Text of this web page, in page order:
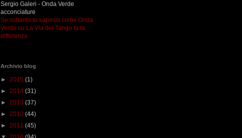
Sergio Galeri - Onda Verde
acconciature
Se soltanto tu sapessi come Onda
Verde su La Via del Tango fa la
differenza
Archivio blog
► 2015 (1)
► 2014 (31)
► 2013 (37)
► 2012 (44)
► 2011 (45)